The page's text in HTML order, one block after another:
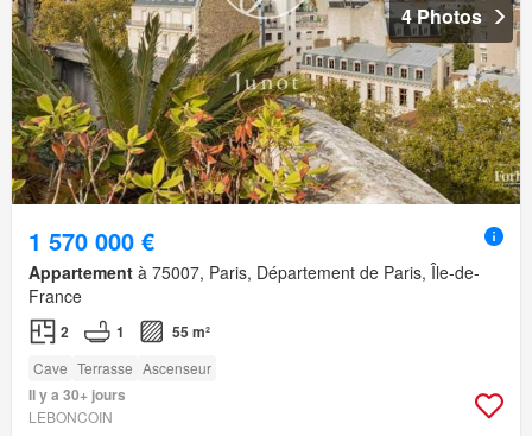
4 Photos
1 570 000 €
Appartement à 75007, Paris, Département de Paris, Île-de-
France
2 1 55 m²
Cave Terrasse Ascenseur
Il y a 30+ jours
LEBONCOIN